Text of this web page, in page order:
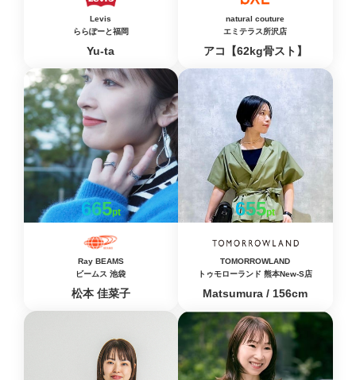
Levis
ららぽーと福岡
Yu-ta
natural couture
エミテラス所沢店
アコ【62kg骨スト】
665pt
Ray BEAMS
ビームス 池袋
松本 佳菜子
655pt
TOMORROWLAND
トゥモローランド 熊本New-S店
Matsumura / 156cm